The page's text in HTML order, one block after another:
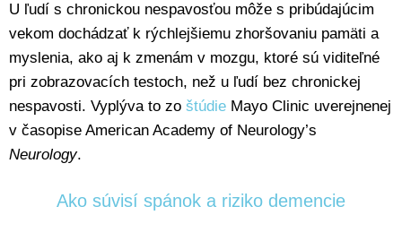
U ľudí s chronickou nespavosťou môže s pribúdajúcim
vekom dochádzať k rýchlejšiemu zhoršovaniu pamäti a
myslenia, ako aj k zmenám v mozgu, ktoré sú viditeľné
pri zobrazovacích testoch, než u ľudí bez chronickej
nespavosti. Vyplýva to zo štúdie Mayo Clinic uverejnenej
v časopise American Academy of Neurology’s
Neurology.
Ako súvisí spánok a riziko demencie